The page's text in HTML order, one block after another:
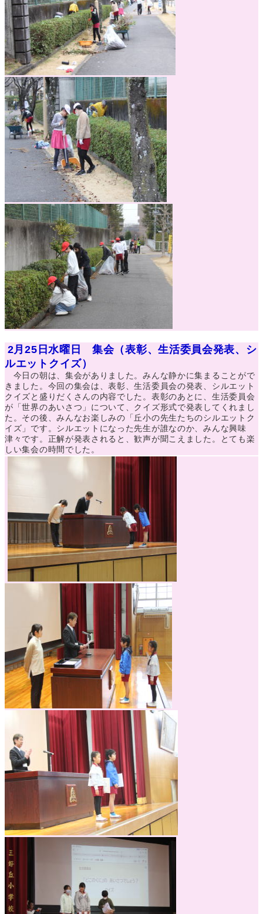
2月25日水曜日 集会（表彰、生活委員会発表、シ
ルエットクイズ）
今日の朝は、集会がありました。みんな静かに集まることがで
きました。今回の集会は、表彰、生活委員会の発表、シルエット
クイズと盛りだくさんの内容でした。表彰のあとに、生活委員会
が「世界のあいさつ」について、クイズ形式で発表してくれまし
た。その後、みんなお楽しみの「丘小の先生たちのシルエットク
イズ」です。シルエットになった先生が誰なのか、みんな興味
津々です。正解が発表されると、歓声が聞こえました。とても楽
しい集会の時間でした。